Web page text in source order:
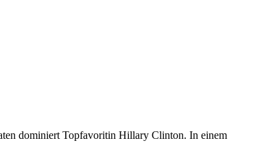
dominiert Topfavoritin Hillary Clinton. In einem